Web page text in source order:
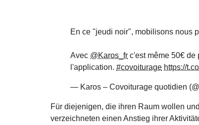
En ce "jeudi noir", mobilisons nous
Avec @Karos_fr c'est même 50€ de
l'application. #covoiturage https://
— Karos – Covoiturage quotidien
Für diejenigen, die ihren Raum wollen
verzeichneten einen Anstieg ihrer